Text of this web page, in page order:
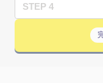
STEP 4